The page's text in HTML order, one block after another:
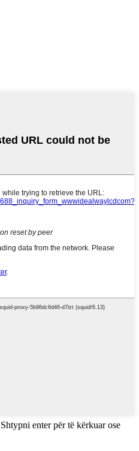
Shtypni enter për të kërkuar ose